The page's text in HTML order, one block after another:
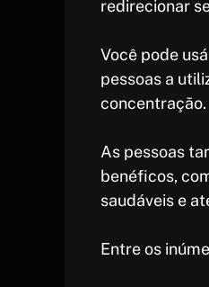
redirecionar
Você pode
pessoas a
concentração.
As pessoas
benéficos,
saudáveis ​​e
Entre os